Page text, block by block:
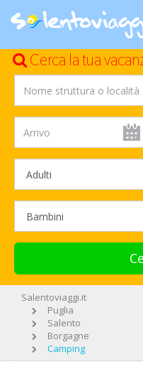
Cerca la tua
Salentoviaggi.it
Puglia
Salento
Borgagne
Camping